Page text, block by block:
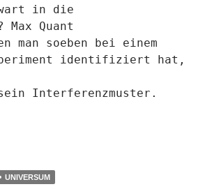
in die
Max Quant
man soeben bei einem
identifiziert hat,
Interferenzmuster.
UNIVERSUM